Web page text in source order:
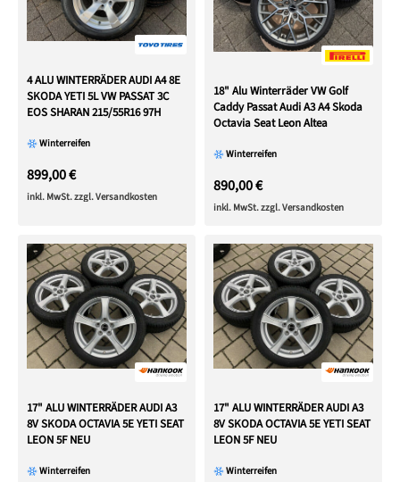
4 ALU WINTERRÄDER AUDI A4 8E
SKODA YETI 5L VW PASSAT 3C
EOS SHARAN 215/55R16 97H
Winterreifen
899,00 €
inkl. MwSt. zzgl. Versandkosten
18" Alu Winterräder VW Golf
Caddy Passat Audi A3 A4 Skoda
Octavia Seat Leon Altea
Winterreifen
890,00 €
inkl. MwSt. zzgl. Versandkosten
17" ALU WINTERRÄDER AUDI A3
8V SKODA OCTAVIA 5E YETI SEAT
LEON 5F NEU
Winterreifen
17" ALU WINTERRÄDER AUDI A3
8V SKODA OCTAVIA 5E YETI SEAT
LEON 5F NEU
Winterreifen